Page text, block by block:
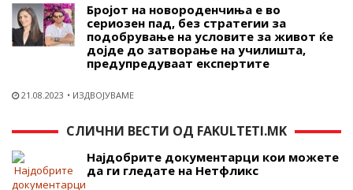
Бројот на новороденчиња е во
сериозен пад, без стратегии за
подобрување на условите за живот ќе
дојде до затворање на училишта,
предупредуваат експертите
21.08.2023 ИЗДВОЈУВАМЕ
СЛИЧНИ ВЕСТИ ОД FAKULTETI.MK
Најдобрите документарци кои можете
да ги гледате на Нетфликс